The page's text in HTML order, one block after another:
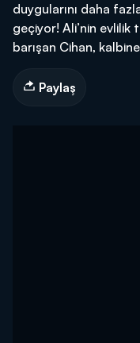
duygularını daha
geçiyor! Ali’nin evlilik
barışan Cihan,
Paylaş